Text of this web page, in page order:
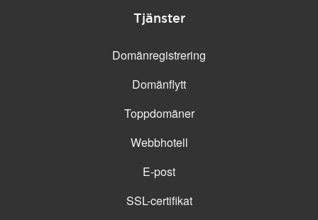
Tjänster
Domänregistrering
Domänflytt
Toppdomäner
Webbhotell
E-post
SSL-certifikat